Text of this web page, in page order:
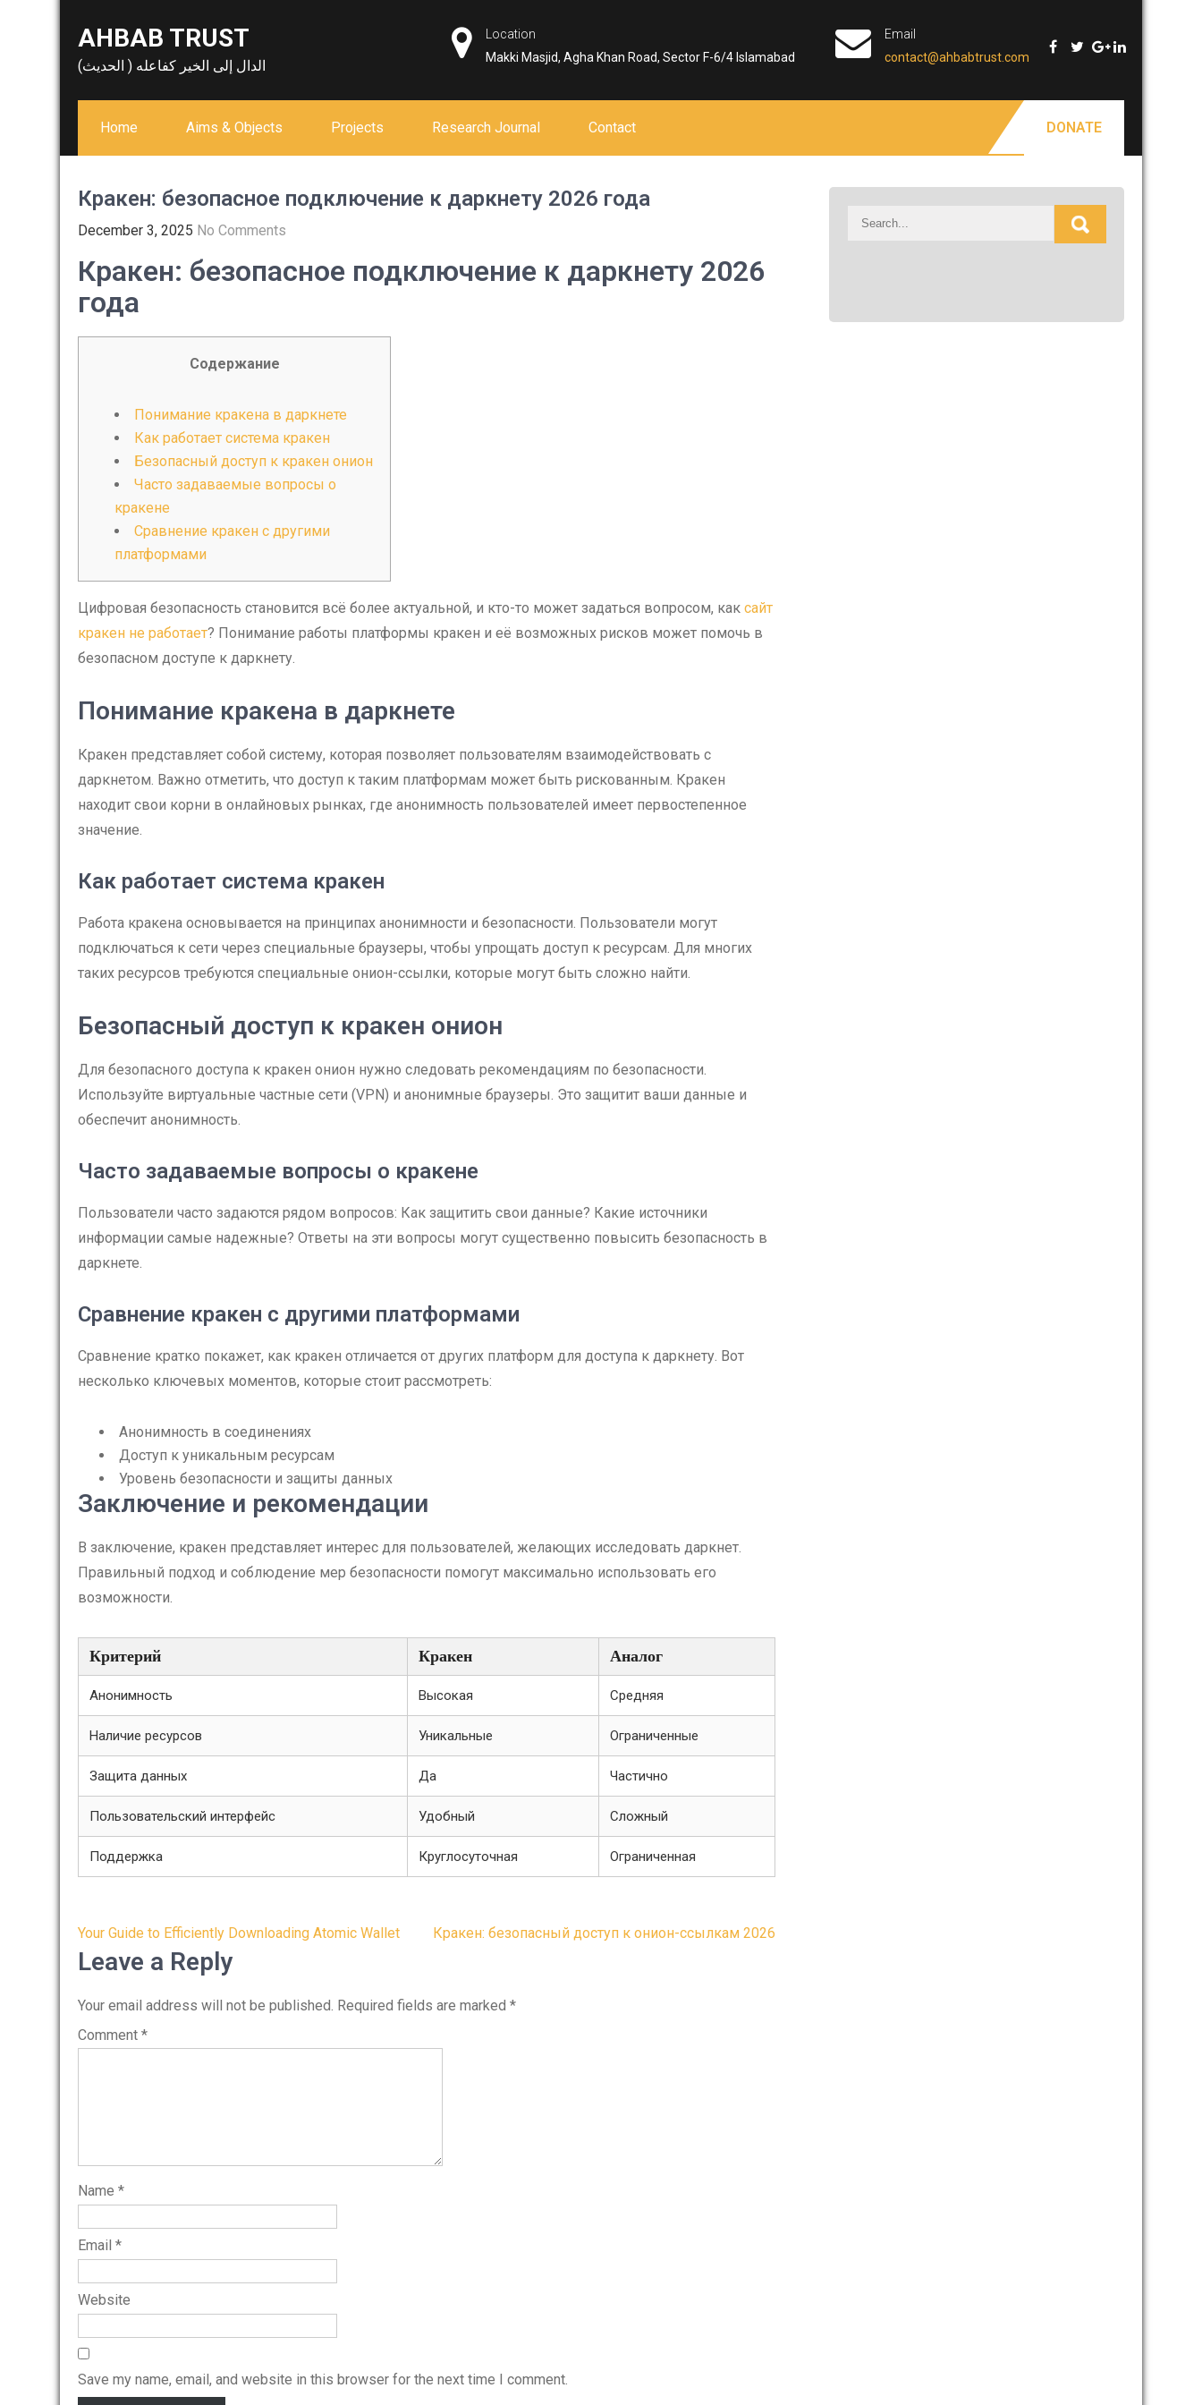
AHBAB TRUST
الدال إلى الخير كفاعله ( الحديث)
Location
Makki Masjid, Agha Khan Road, Sector F-6/4 Islamabad
Email
contact@ahbabtrust.com
Home Aims & Objects Projects Research Journal Contact DONATE
Кракен: безопасное подключение к даркнету 2026 года
December 3, 2025 No Comments
Кракен: безопасное подключение к даркнету 2026
года
Содержание
Понимание кракена в даркнете
Как работает система кракен
Безопасный доступ к кракен онион
Часто задаваемые вопросы о
кракене
Сравнение кракен с другими
платформами
Цифровая безопасность становится всё более актуальной, и кто-то может задаться вопросом, как сайт
кракен не работает? Понимание работы платформы кракен и её возможных рисков может помочь в
безопасном доступе к даркнету.
Понимание кракена в даркнете
Кракен представляет собой систему, которая позволяет пользователям взаимодействовать с
даркнетом. Важно отметить, что доступ к таким платформам может быть рискованным. Кракен
находит свои корни в онлайновых рынках, где анонимность пользователей имеет первостепенное
значение.
Как работает система кракен
Работа кракена основывается на принципах анонимности и безопасности. Пользователи могут
подключаться к сети через специальные браузеры, чтобы упрощать доступ к ресурсам. Для многих
таких ресурсов требуются специальные онион-ссылки, которые могут быть сложно найти.
Безопасный доступ к кракен онион
Для безопасного доступа к кракен онион нужно следовать рекомендациям по безопасности.
Используйте виртуальные частные сети (VPN) и анонимные браузеры. Это защитит ваши данные и
обеспечит анонимность.
Часто задаваемые вопросы о кракене
Пользователи часто задаются рядом вопросов: Как защитить свои данные? Какие источники
информации самые надежные? Ответы на эти вопросы могут существенно повысить безопасность в
даркнете.
Сравнение кракен с другими платформами
Сравнение кратко покажет, как кракен отличается от других платформ для доступа к даркнету. Вот
несколько ключевых моментов, которые стоит рассмотреть:
Анонимность в соединениях
Доступ к уникальным ресурсам
Уровень безопасности и защиты данных
Заключение и рекомендации
В заключение, кракен представляет интерес для пользователей, желающих исследовать даркнет.
Правильный подход и соблюдение мер безопасности помогут максимально использовать его
возможности.
Критерий Кракен Аналог
Анонимность Высокая Средняя
Наличие ресурсов Уникальные Ограниченные
Защита данных Да Частично
Пользовательский интерфейс Удобный Сложный
Поддержка Круглосуточная Ограниченная
Post
navigation
Your Guide to Efficiently Downloading Atomic Wallet Кракен: безопасный доступ к онион-ссылкам 2026
Leave a Reply
Your email address will not be published. Required fields are marked *
Comment *
Name *
Email *
Website
Save my name, email, and website in this browser for the next time I comment.